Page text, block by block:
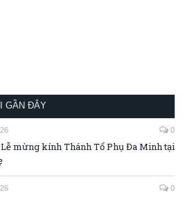
GẦN ĐÂY
0
mừng kính Thánh Tổ Phụ Đa Minh tại
0